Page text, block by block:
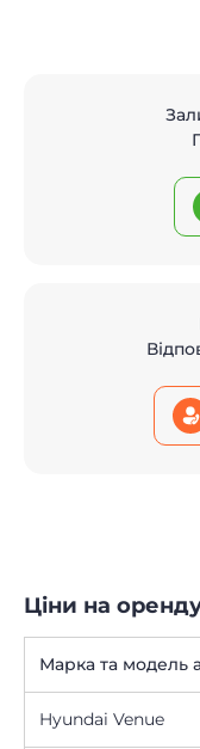
Ціни на
Марка та модель
Hyundai Venue